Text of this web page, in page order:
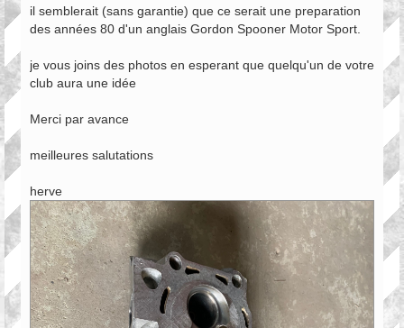
il semblerait (sans garantie) que ce serait une preparation
des années 80 d'un anglais Gordon Spooner Motor Sport.
je vous joins des photos en esperant que quelqu'un de votre
club aura une idée
Merci par avance
meilleures salutations
herve